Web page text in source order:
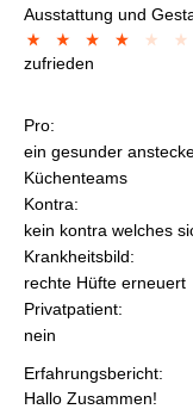
Ausstattung und
zufrieden
Pro:
ein gesunder
Küchenteams
Kontra:
kein kontra welches
Krankheitsbild:
rechte Hüfte erneuert
Privatpatient:
nein
Erfahrungsbericht:
Hallo Zusammen!